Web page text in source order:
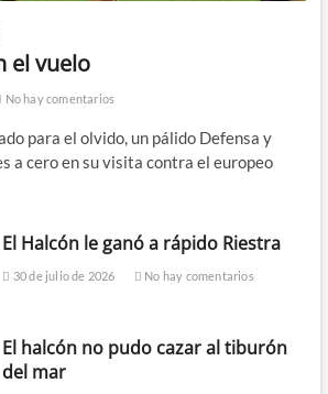
el vuelo
No hay comentarios
para el olvido, un pálido Defensa y
a cero en su visita contra el europeo
El Halcón le ganó a rápido Riestra
30 de julio de 2026 No hay comentarios
El halcón no pudo cazar al tiburón
del mar